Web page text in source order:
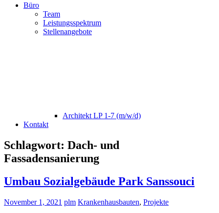
Büro
Team
Leistungsspektrum
Stellenangebote
Architekt LP 1-7 (m/w/d)
Kontakt
Schlagwort: Dach- und
Fassadensanierung
Umbau Sozialgebäude Park Sanssouci
November 1, 2021 plm Krankenhausbauten, Projekte